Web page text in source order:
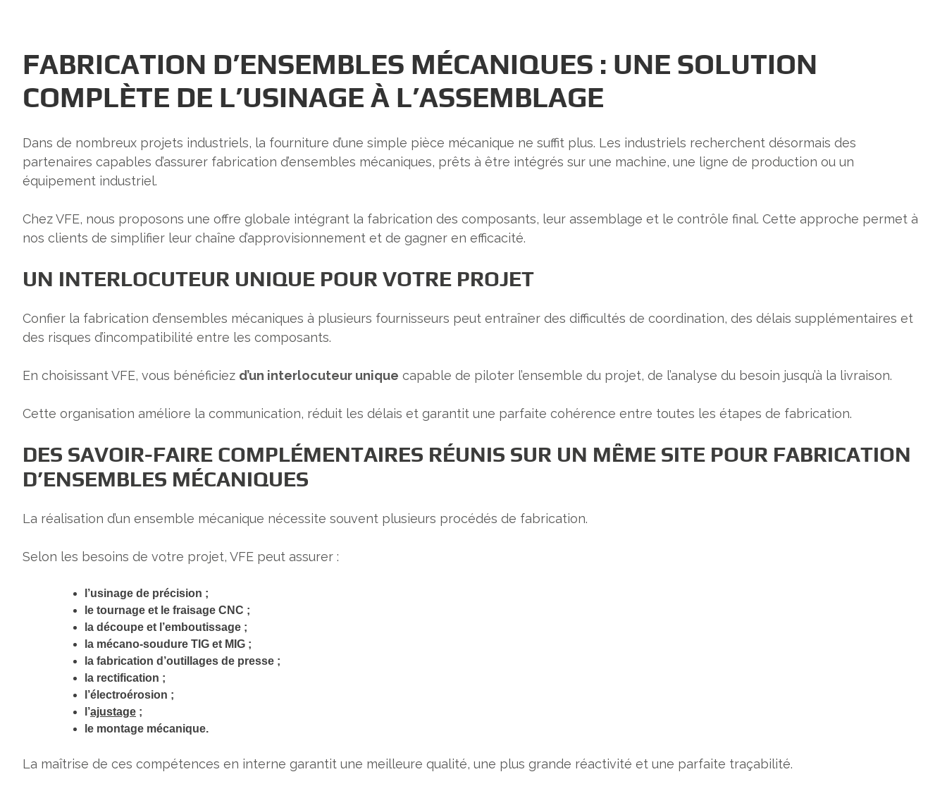
FABRICATION D’ENSEMBLES MÉCANIQUES : UNE SOLUTION
COMPLÈTE DE L’USINAGE À L’ASSEMBLAGE
Dans de nombreux projets industriels, la fourniture d’une simple pièce mécanique ne suffit plus. Les industriels recherchent désormais des
partenaires capables d’assurer fabrication d’ensembles mécaniques, prêts à être intégrés sur une machine, une ligne de production ou un
équipement industriel.
Chez VFE, nous proposons une offre globale intégrant la fabrication des composants, leur assemblage et le contrôle final. Cette approche permet à
nos clients de simplifier leur chaîne d’approvisionnement et de gagner en efficacité.
UN INTERLOCUTEUR UNIQUE POUR VOTRE PROJET
Confier la fabrication d’ensembles mécaniques à plusieurs fournisseurs peut entraîner des difficultés de coordination, des délais supplémentaires et
des risques d’incompatibilité entre les composants.
En choisissant VFE, vous bénéficiez d’un interlocuteur unique capable de piloter l’ensemble du projet, de l’analyse du besoin jusqu’à la livraison.
Cette organisation améliore la communication, réduit les délais et garantit une parfaite cohérence entre toutes les étapes de fabrication.
DES SAVOIR-FAIRE COMPLÉMENTAIRES RÉUNIS SUR UN MÊME SITE POUR FABRICATION
D’ENSEMBLES MÉCANIQUES
La réalisation d’un ensemble mécanique nécessite souvent plusieurs procédés de fabrication.
Selon les besoins de votre projet, VFE peut assurer :
l’usinage de précision ;
le tournage et le fraisage CNC ;
la découpe et l’emboutissage ;
la mécano-soudure TIG et MIG ;
la fabrication d’outillages de presse ;
la rectification ;
l’électroérosion ;
l’ajustage ;
le montage mécanique.
La maîtrise de ces compétences en interne garantit une meilleure qualité, une plus grande réactivité et une parfaite traçabilité.